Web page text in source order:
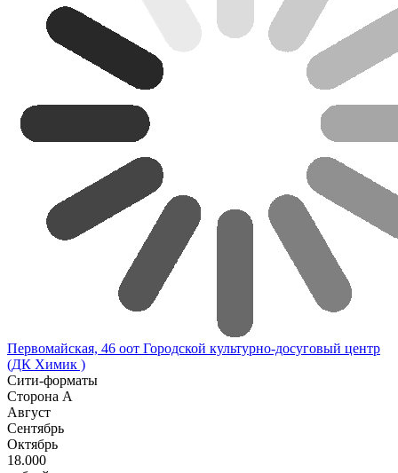
Первомайская, 46 оот Городской культурно-досуговый центр
(ДК Химик )
Сити-форматы
Сторона А
Август
Сентябрь
Октябрь
18.000